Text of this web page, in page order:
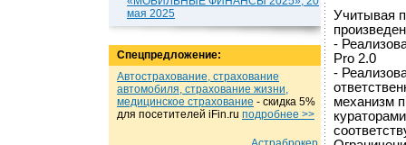
мая 2025
Спецпредложение:
Автострахование, страхование
автомобиля, страхование жизни,
медицинское страхование - cкидка 5%
для посетителей iFin.ru подробнеe >>
Учитывая
-
Pro 2.0
-
механизм